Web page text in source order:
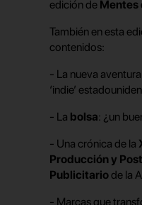
edición de Mentes
También en esta
contenidos:
- La nueva
‘indie’
- La bolsa: ¿un
- Una crónica de la
Producción y
Publicitario de la
- Marcas que